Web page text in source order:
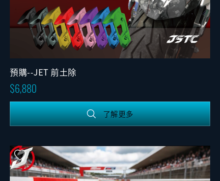
預購--JET 前土除
6,880
了解更多